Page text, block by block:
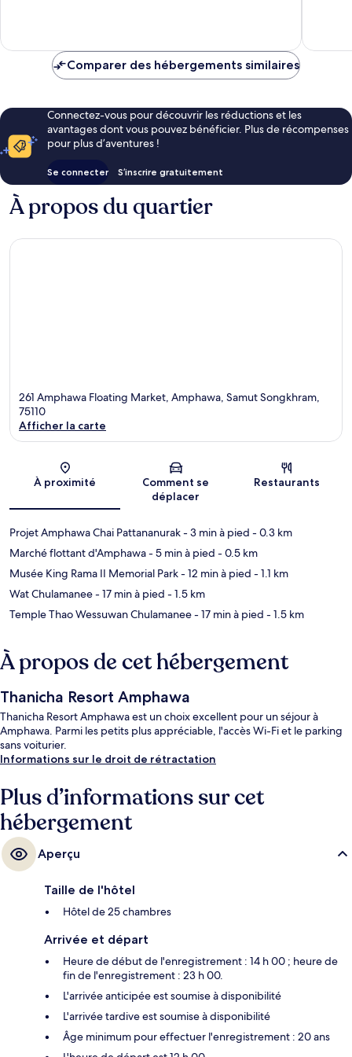
Comparer des hébergements similaires
Connectez-vous pour découvrir les réductions et les
avantages dont vous pouvez bénéficier. Plus de récompenses
pour plus d’aventures !
Se connecter S’inscrire gratuitement
À propos du quartier
261 Amphawa Floating Market, Amphawa, Samut Songkhram,
75110
Afficher la carte
À proximité
Comment se
déplacer
Restaurants
Projet Amphawa Chai Pattananurak- 3 min à pied - 0.3 km
Marché flottant d'Amphawa- 5 min à pied - 0.5 km
Musée King Rama II Memorial Park- 12 min à pied - 1.1 km
Wat Chulamanee- 17 min à pied - 1.5 km
Temple Thao Wessuwan Chulamanee- 17 min à pied - 1.5 km
À propos de cet hébergement
Thanicha Resort Amphawa
Thanicha Resort Amphawa est un choix excellent pour un séjour à
Amphawa. Parmi les petits plus appréciable, l'accès Wi-Fi et le parking
sans voiturier.
Informations sur le droit de rétractation
Plus d’informations sur cet
hébergement
Aperçu
Taille de l'hôtel
Hôtel de 25 chambres
Arrivée et départ
Heure de début de l'enregistrement : 14 h 00 ; heure de
fin de l'enregistrement : 23 h 00.
L'arrivée anticipée est soumise à disponibilité
L'arrivée tardive est soumise à disponibilité
Âge minimum pour effectuer l'enregistrement : 20 ans